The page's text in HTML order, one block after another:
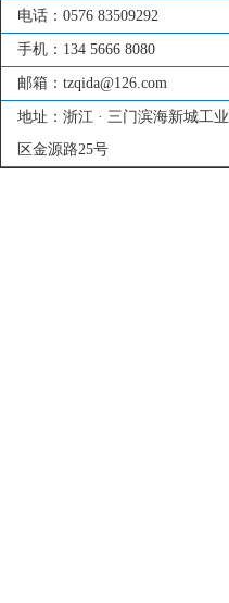
就是搏!
电话： 0576 83509292
手机： 134 5666 8080
邮箱： tzqida@126.com
地址： 浙江 · 三门滨海新城工业
区金源路25号